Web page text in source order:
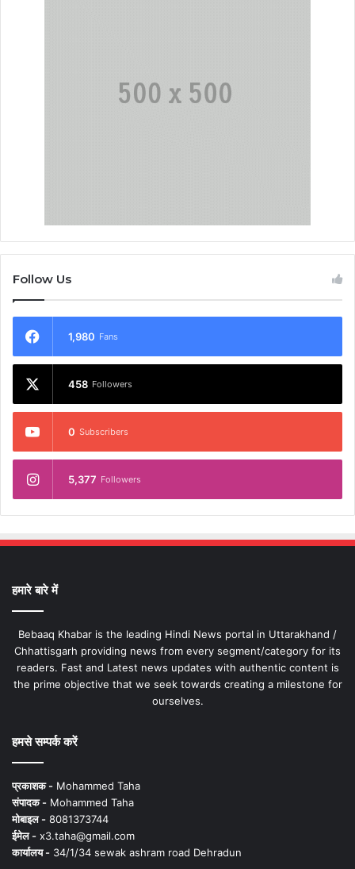
Follow Us
1,980 Fans
458 Followers
0 Subscribers
5,377 Followers
हमारे बारे में
Bebaaq Khabar is the leading Hindi News portal in Uttarakhand /
Chhattisgarh providing news from every segment/category for its
readers. Fast and Latest news updates with authentic content is
the prime objective that we seek towards creating a milestone for
ourselves.
हमसे सम्पर्क करें
प्रकाशक - Mohammed Taha
संपादक - Mohammed Taha
मोबाइल - 8081373744
ईमेल - x3.taha@gmail.com
कार्यालय - 34/1/34 sewak ashram road Dehradun